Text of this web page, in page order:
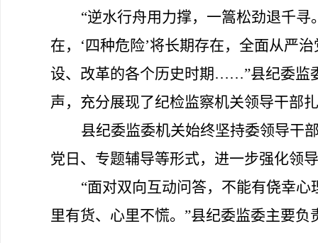
“逆水行舟用力撑，一篙松劲退千
在， ‘四种危险’将长期存在，全面从严
设、改革的各个历史时期 ……”县纪委监
声，充分展现了纪检监察机关领导干部
县纪委监委机关始终坚持委领导干
党日 、专题辅导等形式，进一步强化领
“面对双向互动问答，不能有侥幸心
里有货、 心里不慌。 ”县纪委监委主要负